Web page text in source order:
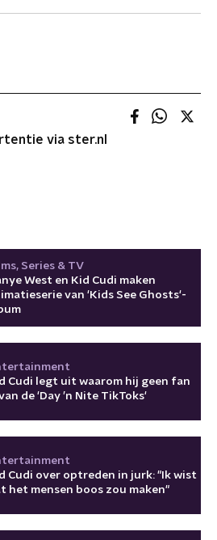
via ster.nl
Series & TV
West en Kid Cudi maken
van 'Kids See Ghosts'-
Cudi legt uit waarom hij geen fan
de 'Day ’n Nite TikToks'
Cudi over optreden in jurk: "Ik wist
het mensen boos zou maken"